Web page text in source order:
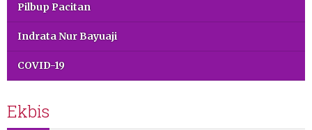
Pilbup Pacitan
Indrata Nur Bayuaji
COVID-19
Ekbis